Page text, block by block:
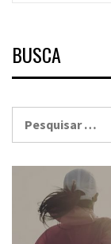
BUSCA
por: